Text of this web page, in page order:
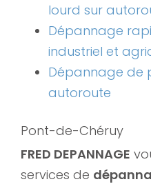
lourd sur
Dépannage
industriel et
Dépannage de
autoroute
Pont-de-Chéruy
FRED DEPANNAGE
services de